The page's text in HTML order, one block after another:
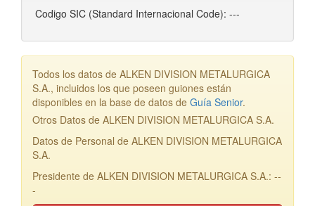
Codigo SIC (Standard Internacional Code): ---
Todos los datos de ALKEN DIVISION METALURGICA
S.A., incluidos los que poseen guiones están
disponibles en la base de datos de Guía Senior.
Otros Datos de ALKEN DIVISION METALURGICA S.A.
Datos de Personal de ALKEN DIVISION METALURGICA
S.A.
Presidente de ALKEN DIVISION METALURGICA S.A.: --
-